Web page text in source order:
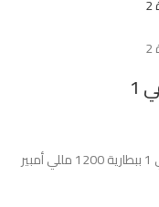
مميزات مكنسة للسيارة والمنزل شفط و طرد 3 في 1 ببطارية 1200 مللي أمبير